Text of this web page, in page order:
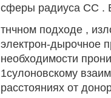
сферы радиуса СС .
тнчном подходе ,
электрон-дырочное
необходимости
1сулоновскому
расстояниях от